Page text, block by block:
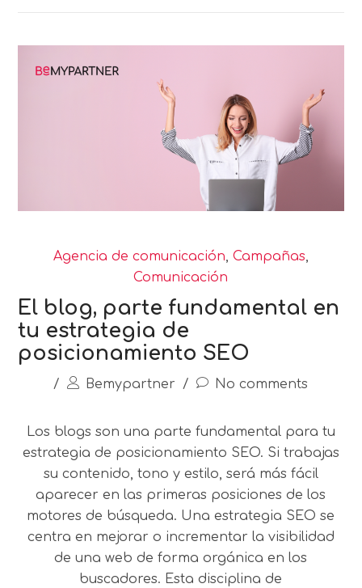
Agencia de comunicación, Campañas,
Comunicación
El blog, parte fundamental en
tu estrategia de
posicionamiento SEO
/ Bemypartner / No comments
Los blogs son una parte fundamental para tu
estrategia de posicionamiento SEO. Si trabajas
su contenido, tono y estilo, será más fácil
aparecer en las primeras posiciones de los
motores de búsqueda. Una estrategia SEO se
centra en mejorar o incrementar la visibilidad
de una web de forma orgánica en los
buscadores. Esta disciplina de